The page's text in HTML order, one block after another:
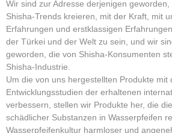
Wir sind zur Adresse derjenigen
Shisha-Trends kreieren, mit der Kraft, mit
Erfahrungen und erstklassigen
der Türkei und der Welt zu sein, und wir
geworden, die von Shisha-Konsumenten
Shisha-Industrie.
Um die von uns hergestellten Produkte mit
Entwicklungsstudien der erhaltenen
verbessern, stellen wir Produkte her, die
schädlicher Substanzen in Wasserpfeifen
Wasserpfeifenkultur harmloser und